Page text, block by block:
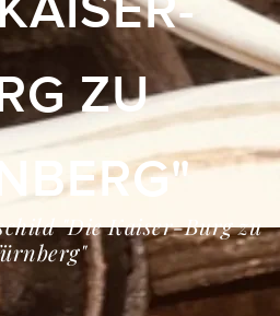
ZU
"Die Kaiser-Burg zu